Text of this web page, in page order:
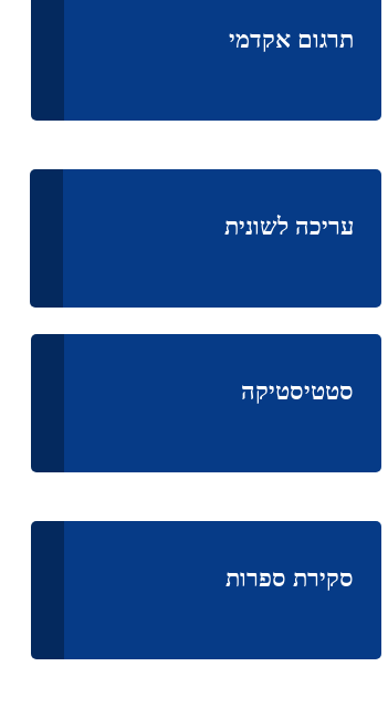
תרגום אקדמי
עריכה לשונית
סטטיסטיקה
סקירת ספרות